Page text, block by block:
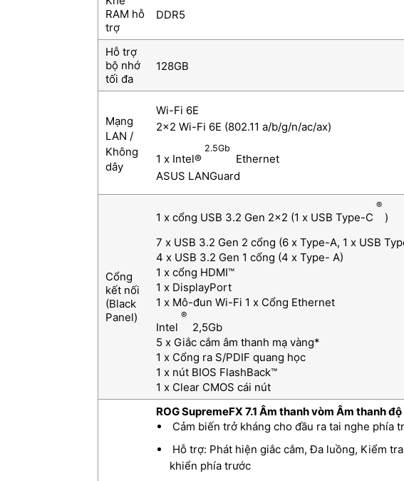
RAM hỗ
trợ
DDR5
Hỗ trợ
bộ nhớ
tối đa
128GB
Mạng
LAN /
Không
dây
Wi-Fi 6E
2×2 Wi-Fi 6E (802.11 a/b/g/n/ac/ax)
1 x Intel®
2.5Gb
Ethernet
ASUS LANGuard
Cổng
kết nối
(Black
Panel)
1 x cổng USB 3.2 Gen 2×2 (1 x USB Type-C
®
)
7 x USB 3.2 Gen 2 cổng (6 x Type-A, 1 x USB
4 x USB 3.2 Gen 1 cổng (4 x Type- A)
1 x cổng HDMI™
1 x DisplayPort
1 x Mô-đun Wi-Fi 1 x Cổng Ethernet
Intel
®
2,5Gb
5 x Giắc cắm âm thanh mạ vàng*
1 x Cổng ra S/PDIF quang học
1 x nút BIOS FlashBack™
1 x Clear CMOS cái nút
ROG SupremeFX 7.1 Âm thanh vòm Âm thanh
Cảm biến trở kháng cho đầu ra tai nghe phía
Hỗ trợ: Phát hiện giắc cắm, Đa luồng, Kiểm
khiển phía trước